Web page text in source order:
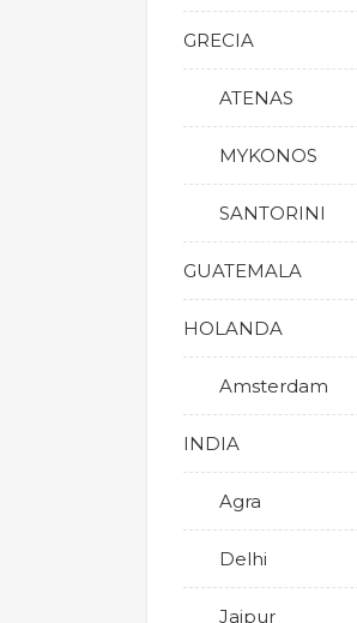
GRECIA
ATENAS
MYKONOS
SANTORINI
GUATEMALA
HOLANDA
Amsterdam
INDIA
Agra
Delhi
Jaipur